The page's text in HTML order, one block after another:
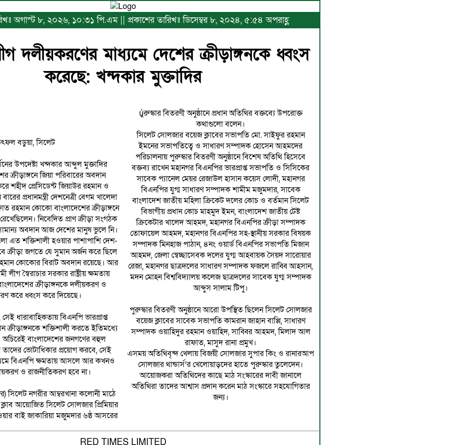
অগাস্ট ৮, ২০২৬, ১০:৩১ পি.এম || প্রকাশের তারিখঃ ডিসেম্বর ৮, ২০২৪, ৫:৫৪ অপরাহ্ণ
দলীয়করণের মাধ্যমে দেশের ক্রীড়াঙ্গনকে ধ্বংস
করেছে: খন্দকার মুক্তাদির
বড়ুয়া, সিলেট
উপদেষ্টা খন্দকার আব্দুল মুক্তাদির
ক্রীড়াঙ্গনে জিয়া পরিবারের অবদান
শহীদ প্রেসিডেন্ট জিয়াউর রহমান ও
প্রধানমন্ত্রী দেশনেত্রী বেগম খালেদা
রহমান কোকো বাংলাদেশের ক্রীড়াঙ্গনে
নিবেদিত প্রাণ ক্রীড়া সংগঠক
অবদান আজ দেশের মানুষ ভুলে নি।
এত শক্তিশালী হওয়ার পাশাপাশি দেশ-
ক্রীড়া জগতে যে সুমান অর্জন করে ছিলে
কোকোর বিরাট অবদান রয়েছে। আর
স্বৈরাচার সরকার রাষ্ট্রীয় ক্ষমতায়
ক্রীড়াঙ্গনকে দলীয়করণ ও
করে ধ্বংস করে দিয়েছে।
ধারাবাহিকতায় বিএনপি ভারপ্রাপ্ত
ক্রীড়াঙ্গনকে শক্তিশালী করতে ইতিমধ্যে
বাংলাদেশের জনগণের বহুল
ভোটাধিকার প্রয়োগ করবে, সেই
বিএনপি ক্ষমতায় আসলে আর কখনও
ও রাজনীতিকরণ হবে না।
সিলেট নগরীর আম্বরখানা কলোনী মাঠে
আয়োজিত সিলেট সোলজার প্রিমিয়ার
বাই জাকারিয়া মজুমদার ৬ষ্ঠ আসরের
úুরুস্কার বিতরণী অনুষ্ঠানে প্রধান অতিথির বক্তব্যে উপরোক্ত
কথাগুলো বলেন।
সিলেট সোলজার বয়েজ ক্লাবের সভাপতি মো. সাইফুর রহমান
ইমনের সভাপতিত্বে ও সাধারণ সম্পাদক হোসেন আহমদের
পরিচালনায় পুরুস্কার বিতরণী অনুষ্ঠানে বিশেষ অতিথি হিসেবে
বক্তব্য রাখেন মহানগর বিএনপির ভারপ্রাপ্ত সভাপতি ও সিসিকের
সাবেক প্যানেল মেয়র রেজাউল হাসান কয়েস লোদী, মহানগর
বিএনপির যুগ্ম সাধারণ সম্পাদক শামীম মজুমদার, সাবেক
বাংলাদেশ জাতীয় মহিলা ক্রিকেট দলের কোচ ও বর্তমান সিলেট
বিভাগীয় প্রধান কোচ মাহমুদ ইমন, বাংলাদেশ জাতীয় টেষ্ট
ক্রিকেটার খালেদ আহমদ, মহানগর বিএনপির ক্রীড়া সম্পাদক
তোফায়েল আহমদ, মহানগর বিএনপির সহ-স্থানীয় সরকার বিষয়ক
সম্পাদক মিনহাজ পাঠান, ৪নং ওয়ার্ড বিএনপির সভাপতি মিজান
আহমদ, জেলা স্বেচ্ছাসেবক দলের যুগ্ম আহবায়ক সৈয়দ সারোয়ার
রেজা, মহানগর ছাত্রদলের সাধারণ সম্পাদক ফজলে রাব্বি আহসান,
মদন মোহন বিশ্ববিদ্যালয় কলেজ ছাত্রদলের সাবেক যুগ্ম সম্পাদক
আব্দুস সালাম টিপু।
পুরুস্কার বিতরণী অনুষ্ঠানে আরো উপস্থিত ছিলেন সিলেট সোলজার
বয়েজ ক্লাবের সাবেক সভাপতি কামরান জাহান বাপ্পি, সাধারণ
সম্পাদক ওয়াহিদুর রহমান ওয়াহিদ, সাব্বির আহমদ, মিলাদ আল
রাফাত, মাসুদ রানা প্রমুখ।
এসময় অতিথিবৃন্দ খেলায় বিজয়ী সোলজার সুপার কিং ও রানারআপ
সোলজার থান্ডার্স’র খেলোয়াড়দের হাতে পুরুস্কার তুলেদেন।
আয়োজকরা অতিথিদের কাছে মাঠ সংস্কারের দাবী জানালে
অতিথিরা তাদের আশ্বাস প্রদান করেন মাঠ সংস্কারে সহযোগিতার
জন্য।
RED TIMES LIMITED